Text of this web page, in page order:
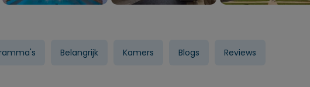
Belangrijk Kamers Blogs Reviews